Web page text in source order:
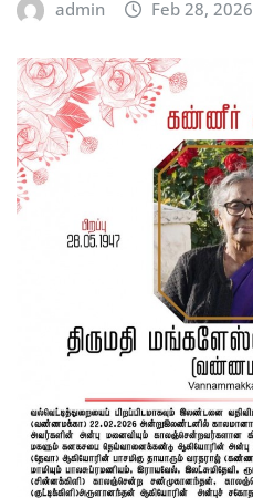
admin Feb 28, 2026